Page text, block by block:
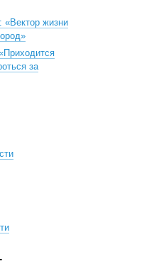
«Вектор жизни
за